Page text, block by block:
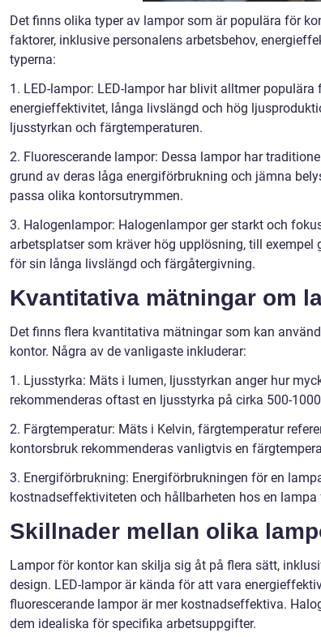
Det finns olika typer av lampor som är populära för
faktorer, inklusive personalens arbetsbehov,
typerna:
1. LED-lampor: LED-lampor har blivit alltmer
energieffektivitet, långa livslängd och hög
ljusstyrkan och färgtemperaturen.
2. Fluorescerande lampor: Dessa lampor har
grund av deras låga energiförbrukning och jämna
passa olika kontorsutrymmen.
3. Halogenlampor: Halogenlampor ger starkt och
arbetsplatser som kräver hög upplösning, till
för sin långa livslängd och färgåtergivning.
Kvantitativa mätningar om
Det finns flera kvantitativa mätningar som kan
kontor. Några av de vanligaste inkluderar:
1. Ljusstyrka: Mäts i lumen, ljusstyrkan anger hur
rekommenderas oftast en ljusstyrka på cirka 500-
2. Färgtemperatur: Mäts i Kelvin, färgtemperatur
kontorsbruk rekommenderas vanligtvis en
3. Energiförbrukning: Energiförbrukningen för en
kostnadseffektiviteten och hållbarheten hos en lampa
Skillnader mellan olika
Lampor för kontor kan skilja sig åt på flera sätt,
design. LED-lampor är kända för att vara
fluorescerande lampor är mer kostnadseffektiva.
dem idealiska för specifika arbetsuppgifter.